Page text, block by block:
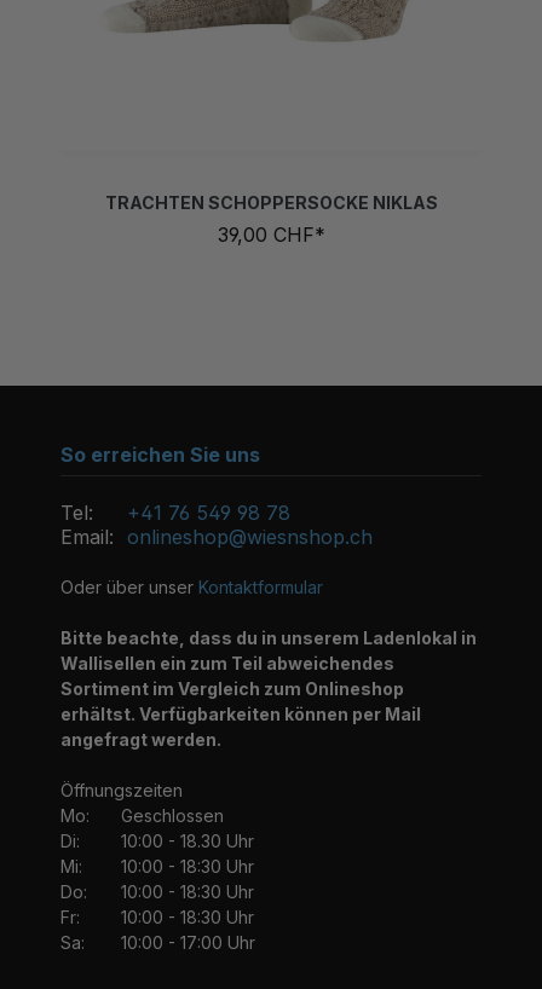
39,00 CHF*
So erreichen Sie uns
Tel:
+41 76 549 98 78
Email: onlineshop@wiesnshop.ch
Oder über unser Kontaktformular
Bitte beachte, dass du in unserem Ladenlokal in
Wallisellen ein zum Teil abweichendes
Sortiment im Vergleich zum Onlineshop
erhältst. Verfügbarkeiten können per Mail
angefragt werden.
Öffnungszeiten
Mo:
Geschlossen
Di:
10:00 - 18.30 Uhr
Mi:
10:00 - 18:30 Uhr
Do:
10:00 - 18:30 Uhr
Fr:
10:00 - 18:30 Uhr
Sa:
10:00 - 17:00 Uhr